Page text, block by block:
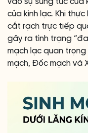
của kinh lạc. Khi
cắt rạch trực tiếp
gây ra tình trạng
mạch lạc quan
mạch, Đốc mạch và